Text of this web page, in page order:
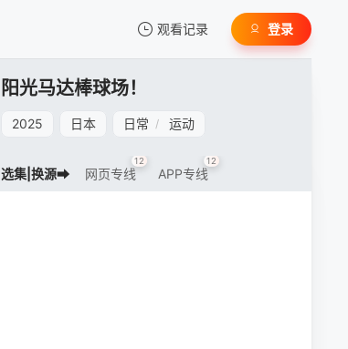
观看记录
我的观影记录
登录
阳光马达棒球场！
2025 日本 日常 / 运动
选集|换源➡ 网页专线
12
APP专线
12